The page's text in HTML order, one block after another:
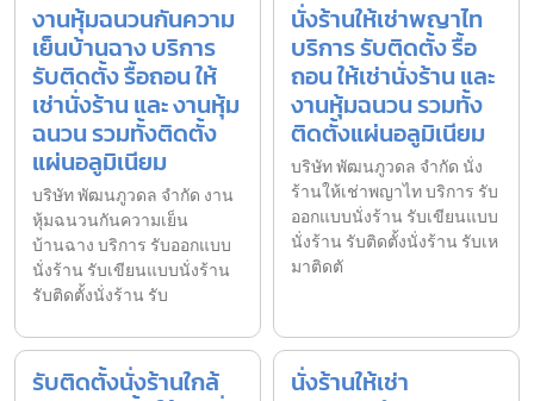
งานหุ้มฉนวนกันความ
เย็นบ้านฉาง บริการ
รับติดตั้ง รื้อถอน ให้
เช่านั่งร้าน และ งานหุ้ม
ฉนวน รวมทั้งติดตั้ง
แผ่นอลูมิเนียม
บริษัท พัฒนภูวดล จำกัด งาน
หุ้มฉนวนกันความเย็น
บ้านฉาง บริการ รับออกแบบ
นั่งร้าน รับเขียนแบบนั่งร้าน
รับติดตั้งนั่งร้าน รับ
นั่งร้านให้เช่าพญาไท
บริการ รับติดตั้ง รื้อ
ถอน ให้เช่านั่งร้าน และ
งานหุ้มฉนวน รวมทั้ง
ติดตั้งแผ่นอลูมิเนียม
บริษัท พัฒนภูวดล จำกัด นั่ง
ร้านให้เช่าพญาไท บริการ รับ
ออกแบบนั่งร้าน รับเขียนแบบ
นั่งร้าน รับติดตั้งนั่งร้าน รับเห
มาติดตั
รับติดตั้งนั่งร้านใกล้
นั่งร้านให้เช่า